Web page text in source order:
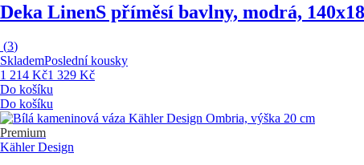
Deka LinenS příměsí bavlny, modrá,
(3)
SklademPoslední kousky
1 214 Kč1 329 Kč
Do košíku
Do košíku
Premium
Kähler Design